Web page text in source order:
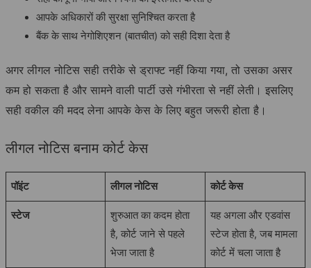
आपके अधिकारों की सुरक्षा सुनिश्चित करता है
बैंक के साथ नेगोशिएशन (बातचीत) को सही दिशा देता है
अगर लीगल नोटिस सही तरीके से ड्राफ्ट नहीं किया गया, तो उसका असर
कम हो सकता है और सामने वाली पार्टी उसे गंभीरता से नहीं लेती। इसलिए
सही वकील की मदद लेना आपके केस के लिए बहुत जरूरी होता है।
लीगल नोटिस बनाम कोर्ट केस
पॉइंट लीगल नोटिस कोर्ट केस
स्टेज
शुरुआत का कदम होता
है, कोर्ट जाने से पहले
भेजा जाता है
यह अगला और एडवांस
स्टेज होता है, जब मामला
कोर्ट में चला जाता है